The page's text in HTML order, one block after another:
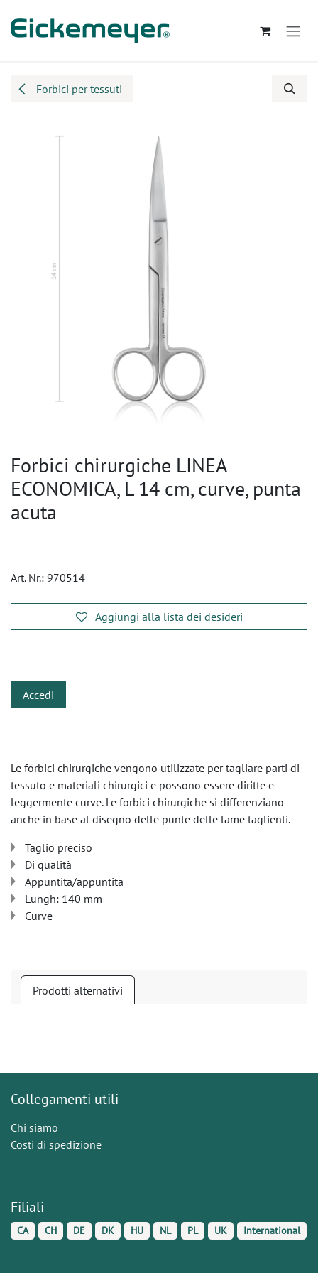
Forbici per tessuti
Forbici chirurgiche LINEA
ECONOMICA, L 14 cm, curve, punta
acuta
Art. Nr.: 970514
Aggiungi alla lista dei desideri
Accedi
Le forbici chirurgiche vengono utilizzate per tagliare parti di
tessuto e materiali chirurgici e possono essere diritte e
leggermente curve. Le forbici chirurgiche si differenziano
anche in base al disegno delle punte delle lame taglienti.
Taglio preciso
Di qualità
Appuntita/appuntita
Lungh: 140 mm
Curve
Prodotti alternativi
Collegamenti utili
Chi siamo
Costi di spedizione
Filiali
CA CH DE DK HU NL PL UK International